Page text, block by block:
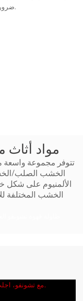
ضرورية لغرفة معيشة رخامية.
مواد
تتوفر مجموعة واسعة
الخشب الصلب/
الألمنيوم على شكل
الخشب المختلفة